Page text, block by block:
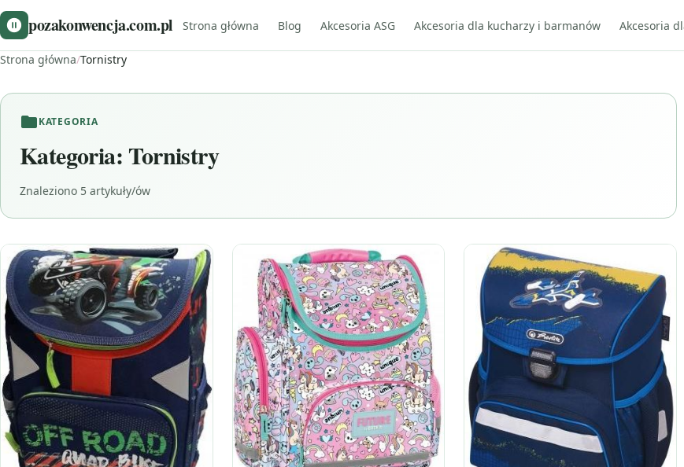
pozakonwencja.com.pl Strona główna Blog Akcesoria ASG Akcesoria dla kucharzy i barmanów Akcesoria
Strona główna/Tornistry
KATEGORIA
Kategoria: Tornistry
Znaleziono 5 artykuły/ów